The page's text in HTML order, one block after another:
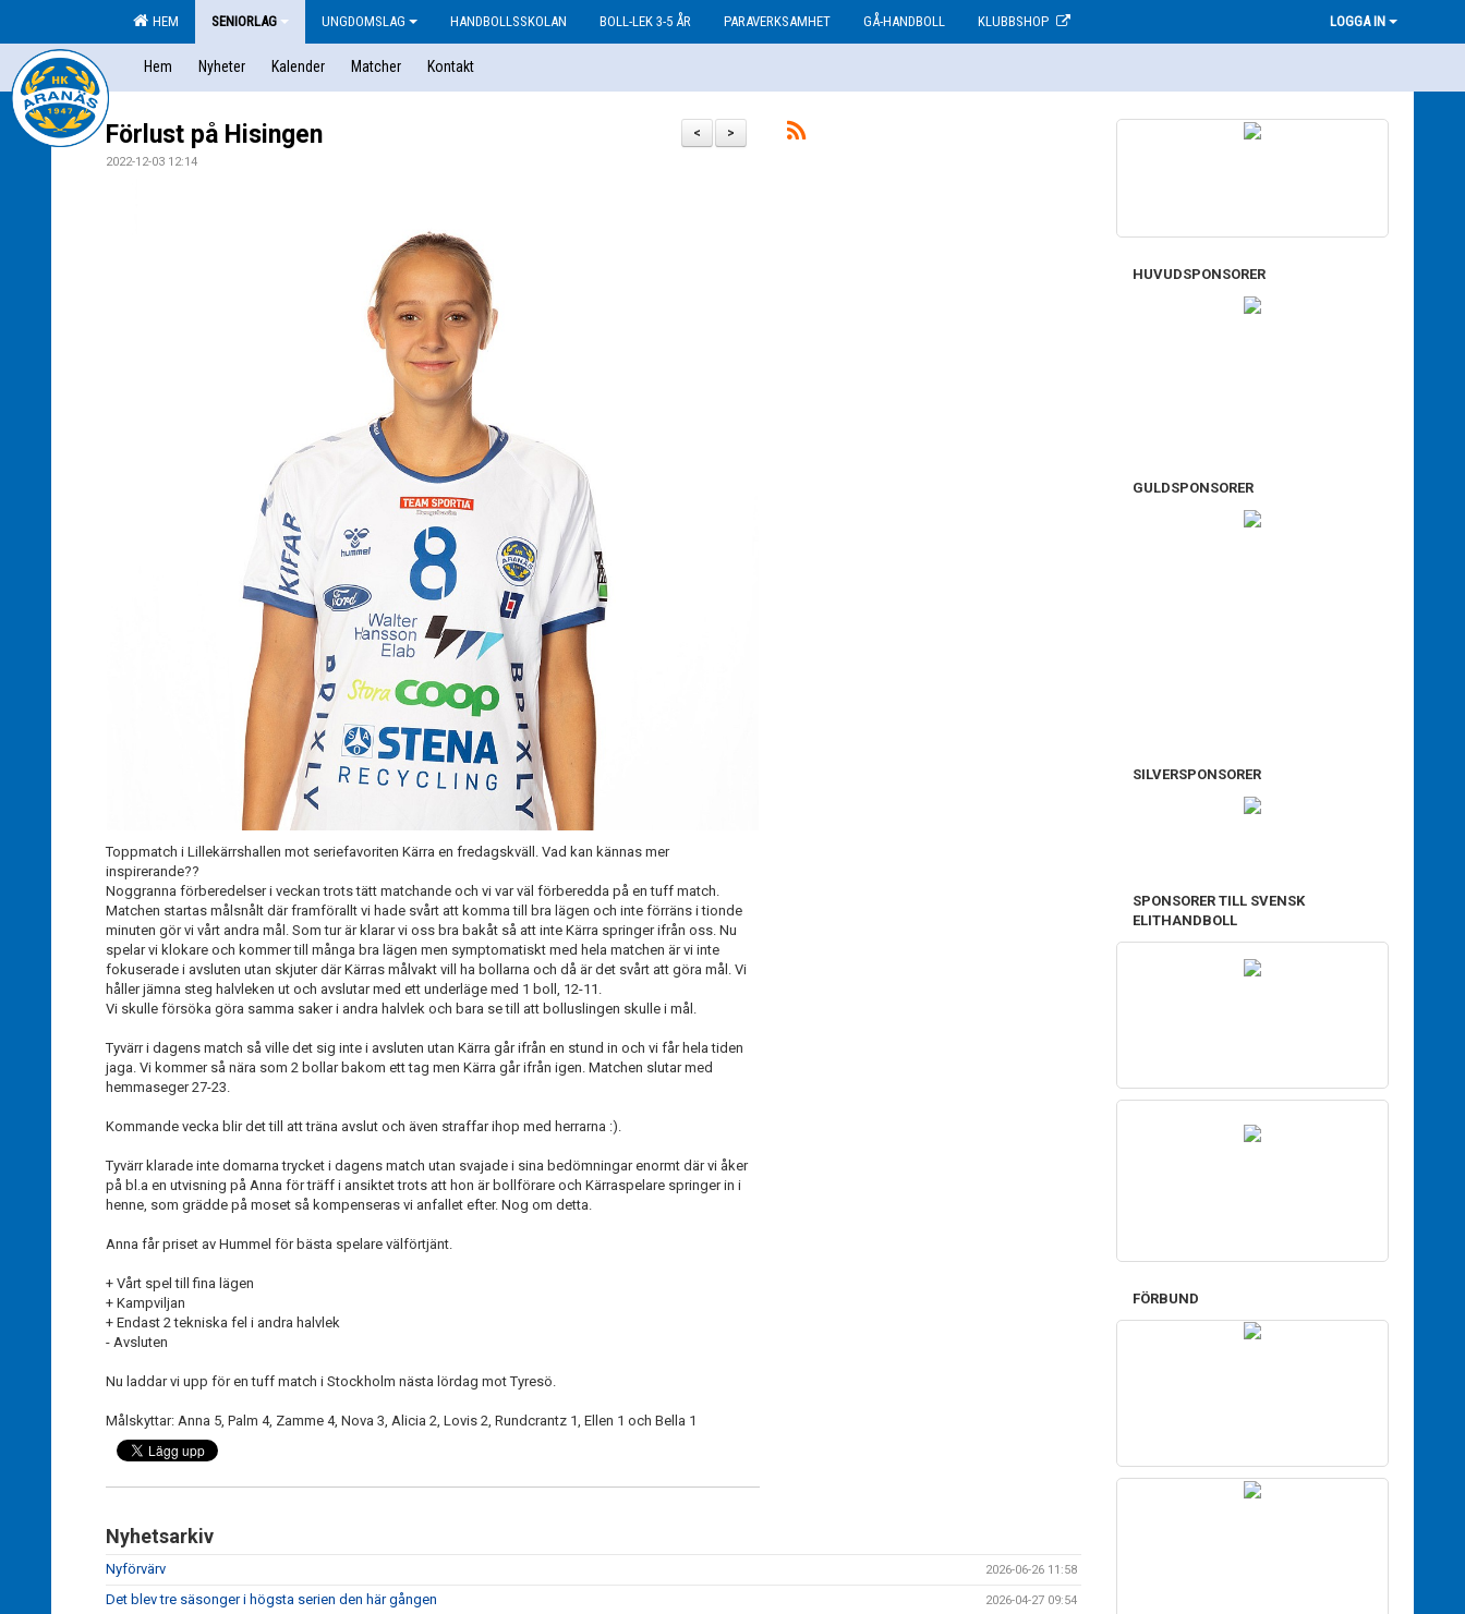
HEM SENIORLAG UNGDOMSLAG HANDBOLLSSKOLAN BOLL-LEK 3-5 ÅR PARAVERKSAMHET GÅ-HANDBOLL KLUBBSHOP LOGGA IN
Hem Nyheter Kalender Matcher Kontakt
>
<
Förlust på Hisingen
2022-12-03 12:14
Toppmatch i Lillekärrshallen mot seriefavoriten Kärra en fredagskväll. Vad kan kännas mer
inspirerande??
Noggranna förberedelser i veckan trots tätt matchande och vi var väl förberedda på en tuff match.
Matchen startas målsnålt där framförallt vi hade svårt att komma till bra lägen och inte förräns i tionde
minuten gör vi vårt andra mål. Som tur är klarar vi oss bra bakåt så att inte Kärra springer ifrån oss. Nu
spelar vi klokare och kommer till många bra lägen men symptomatiskt med hela matchen är vi inte
fokuserade i avsluten utan skjuter där Kärras målvakt vill ha bollarna och då är det svårt att göra mål. Vi
håller jämna steg halvleken ut och avslutar med ett underläge med 1 boll, 12-11.
Vi skulle försöka göra samma saker i andra halvlek och bara se till att bolluslingen skulle i mål.
Tyvärr i dagens match så ville det sig inte i avsluten utan Kärra går ifrån en stund in och vi får hela tiden
jaga. Vi kommer så nära som 2 bollar bakom ett tag men Kärra går ifrån igen. Matchen slutar med
hemmaseger 27-23.
Kommande vecka blir det till att träna avslut och även straffar ihop med herrarna :).
Tyvärr klarade inte domarna trycket i dagens match utan svajade i sina bedömningar enormt där vi åker
på bl.a en utvisning på Anna för träff i ansiktet trots att hon är bollförare och Kärraspelare springer in i
henne, som grädde på moset så kompenseras vi anfallet efter. Nog om detta.
Anna får priset av Hummel för bästa spelare välförtjänt.
+ Vårt spel till fina lägen
+ Kampviljan
+ Endast 2 tekniska fel i andra halvlek
- Avsluten
Nu laddar vi upp för en tuff match i Stockholm nästa lördag mot Tyresö.
Målskyttar: Anna 5, Palm 4, Zamme 4, Nova 3, Alicia 2, Lovis 2, Rundcrantz 1, Ellen 1 och Bella 1
Nyhetsarkiv
Nyförvärv 2026-06-26 11:58
Det blev tre säsonger i högsta serien den här gången 2026-04-27 09:54
HUVUDSPONSORER
GULDSPONSORER
SILVERSPONSORER
SPONSORER TILL SVENSK
ELITHANDBOLL
FÖRBUND